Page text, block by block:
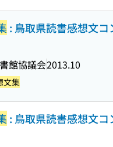
: 鳥取県読書感想文
館協議会2013.10
文集
: 鳥取県読書感想文